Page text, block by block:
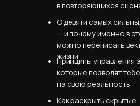
Как раскрыть скрытые
Принципы управления
которые позволят тебе
на свою реальность
О девяти самых
— и почему именно в
можно переписать
жизни
в повторяющихся